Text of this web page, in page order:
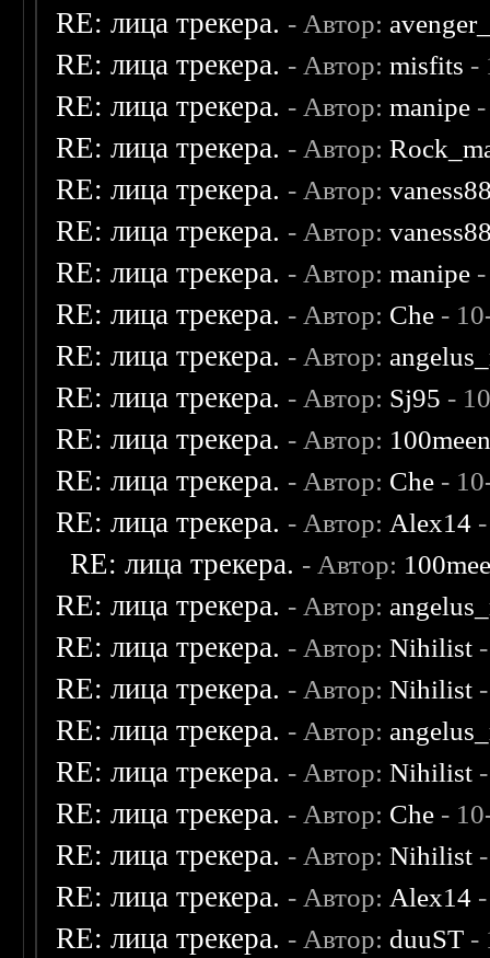
RE: лица трекера. - Автор:
RE: лица трекера. - Автор:misfits -
RE: лица трекера. - Автор:manipe
RE: лица трекера. - Автор:
RE: лица трекера. - Автор:
RE: лица трекера. - Автор:
RE: лица трекера. - Автор:manipe
RE: лица трекера. - Автор: Che -
RE: лица трекера. - Автор:
RE: лица трекера. - Автор: Sj95 -
RE: лица трекера. - Автор:
RE: лица трекера. - Автор: Che -
RE: лица трекера. - Автор: Alex14
RE: лица трекера. - Автор:
RE: лица трекера. - Автор:
RE: лица трекера. - Автор:Nihilist
RE: лица трекера. - Автор:Nihilist
RE: лица трекера. - Автор:
RE: лица трекера. - Автор:Nihilist
RE: лица трекера. - Автор: Che -
RE: лица трекера. - Автор:Nihilist
RE: лица трекера. - Автор: Alex14
RE: лица трекера. - Автор: duuST -